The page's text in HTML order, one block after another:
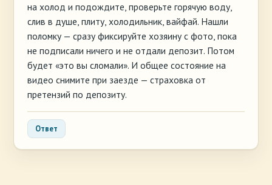
на холод и подождите, проверьте горячую воду,
слив в душе, плиту, холодильник, вайфай. Нашли
поломку — сразу фиксируйте хозяину с фото, пока
не подписали ничего и не отдали депозит. Потом
будет «это вы сломали». И общее состояние на
видео снимите при заезде — страховка от
претензий по депозиту.
Ответ